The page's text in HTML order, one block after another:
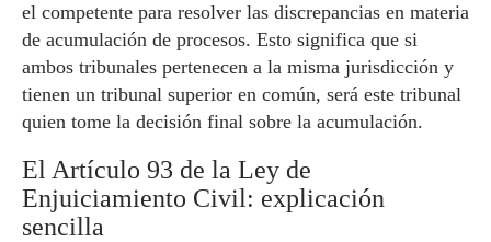
el competente para resolver las discrepancias en materia
de acumulación de procesos. Esto significa que si
ambos tribunales pertenecen a la misma jurisdicción y
tienen un tribunal superior en común, será este tribunal
quien tome la decisión final sobre la acumulación.
El Artículo 93 de la Ley de
Enjuiciamiento Civil: explicación
sencilla